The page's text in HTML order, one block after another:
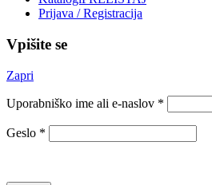
Prijava / Registracija
Vpišite se
Zapri
Uporabniško ime ali e-naslov *
Geslo *